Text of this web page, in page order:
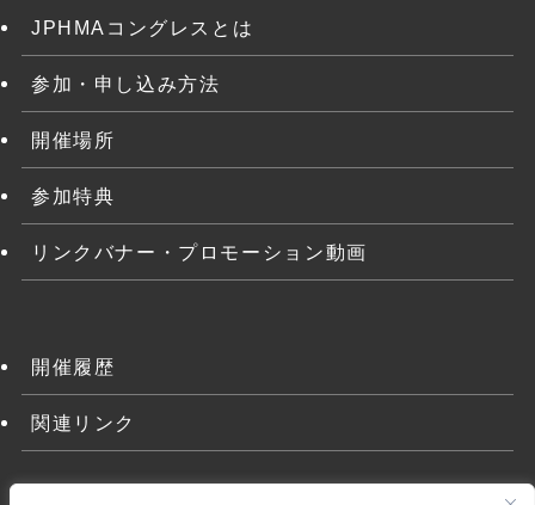
JPHMAコングレスとは
参加・申し込み方法
開催場所
参加特典
リンクバナー・プロモーション動画
開催履歴
関連リンク